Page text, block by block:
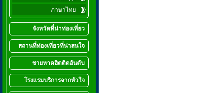
ภาษาไทย
จังหวัดที่น่าท่องเที่ยว
สถานที่ท่องเที่ยวที่น่าสนใจ
ชายหาดฮิตติดอันดับ
โรงแรมบริการจากหัวใจ